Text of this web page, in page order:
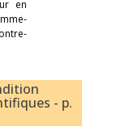
en
- p.